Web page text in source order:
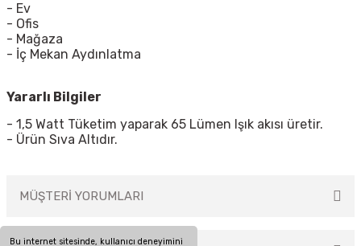
Bu internet sitesinde, kullanıcı deneyimini
- Ev
- Ofis
- Mağaza
- İç Mekan Aydınlatma
Yararlı Bilgiler
- 1,5 Watt Tüketim yaparak 65 Lümen Işık akısı üretir.
- Ürün Sıva Altıdır.
MÜŞTERİ YORUMLARI